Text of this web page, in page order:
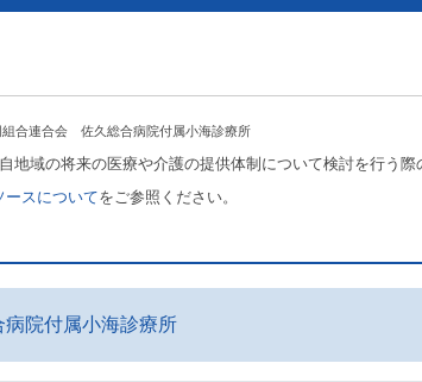
組合連合会 佐久総合病院付属小海診療所
地域の将来の医療や介護の提供体制について検討を行う
ースについてをご参照ください。
院付属小海診療所